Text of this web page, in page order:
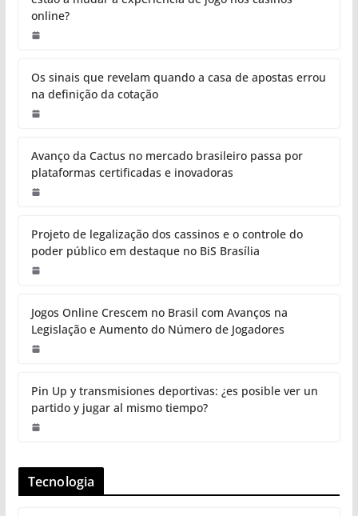
online?
Os sinais que revelam quando a casa de apostas errou
na definição da cotação
Avanço da Cactus no mercado brasileiro passa por
plataformas certificadas e inovadoras
Projeto de legalização dos cassinos e o controle do
poder público em destaque no BiS Brasília
Jogos Online Crescem no Brasil com Avanços na
Legislação e Aumento do Número de Jogadores
Pin Up y transmisiones deportivas: ¿es posible ver un
partido y jugar al mismo tiempo?
Tecnologia